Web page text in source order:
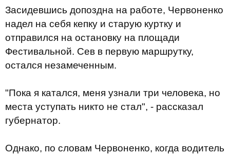
Засидевшись допоздна на работе, Червоненко
надел на себя кепку и старую куртку и
отправился на остановку на площади
Фестивальной. Сев в первую маршрутку,
остался незамеченным.
"Пока я катался, меня узнали три человека, но
места уступать никто не стал", - рассказал
губернатор.
Однако, по словам Червоненко, когда водитель